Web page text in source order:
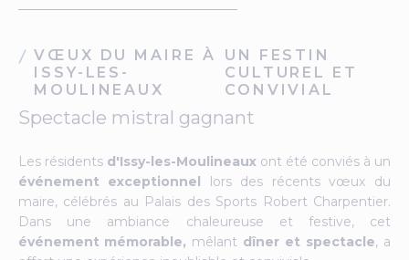
VŒUX DU MAIRE À
ISSY-LES-
MOULINEAUX
UN FESTIN
CULTUREL ET
CONVIVIAL
Spectacle mistral gagnant
Les résidents d'Issy-les-Moulineaux ont été conviés à un
événement exceptionnel lors des récents vœux du
maire, célébrés au Palais des Sports Robert Charpentier.
Dans une ambiance chaleureuse et festive, cet
événement mémorable, mêlant dîner et spectacle, a